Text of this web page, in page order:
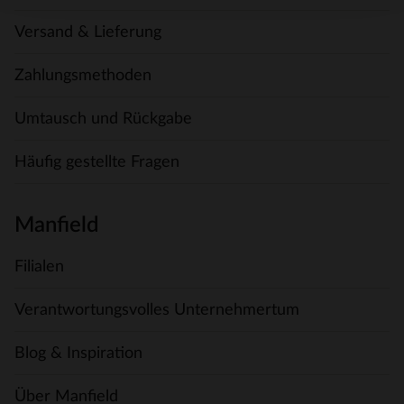
Versand & Lieferung
Zahlungsmethoden
Umtausch und Rückgabe
Häufig gestellte Fragen
Manfield
Filialen
Verantwortungsvolles Unternehmertum
Blog & Inspiration
Über Manfield